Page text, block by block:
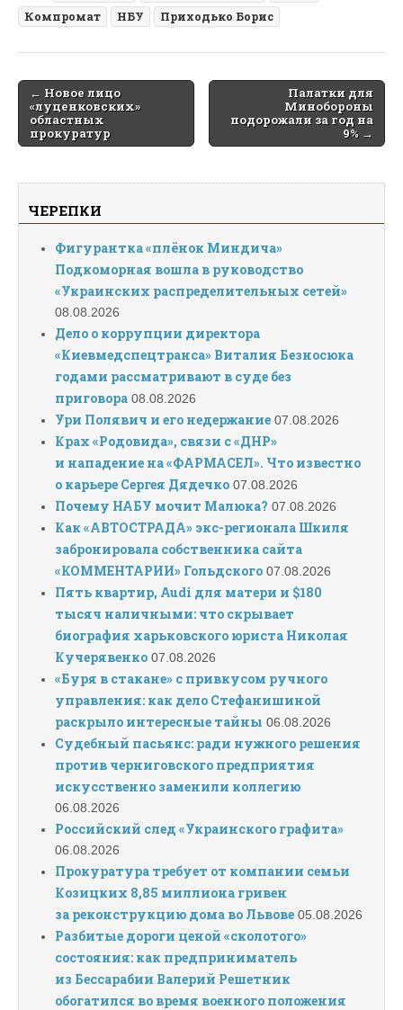
Компромат НБУ Приходько Борис
Post
navigation
← Новое лицо
«луценковских»
областных
прокуратур
Палатки для
Минобороны
подорожали за год на
9% →
ЧЕРЕПКИ
Фигурантка «плёнок Миндича»
Подкоморная вошла в руководство
«Украинских распределительных сетей»
08.08.2026
Дело о коррупции директора
«Киевмедспецтранса» Виталия Безносюка
годами рассматривают в суде без
приговора 08.08.2026
Ури Полявич и его недержание 07.08.2026
Крах «Родовида», связи с «ДНР»
и нападение на «ФАРМАСЕЛ». Что известно
о карьере Сергея Дядечко 07.08.2026
Почему НАБУ мочит Малюка? 07.08.2026
Как «АВТОСТРАДА» экс-регионала Шкиля
забронировала собственника сайта
«КОММЕНТАРИИ» Гольдского 07.08.2026
Пять квартир, Audi для матери и $180
тысяч наличными: что скрывает
биография харьковского юриста Николая
Кучерявенко 07.08.2026
«Буря в стакане» с привкусом ручного
управления: как дело Стефанишиной
раскрыло интересные тайны 06.08.2026
Судебный пасьянс: ради нужного решения
против черниговского предприятия
искусственно заменили коллегию
06.08.2026
Российский след «Украинского графита»
06.08.2026
Прокуратура требует от компании семьи
Козицких 8,85 миллиона гривен
за реконструкцию дома во Львове 05.08.2026
Разбитые дороги ценой «сколотого»
состояния: как предприниматель
из Бессарабии Валерий Решетник
обогатился во время военного положения